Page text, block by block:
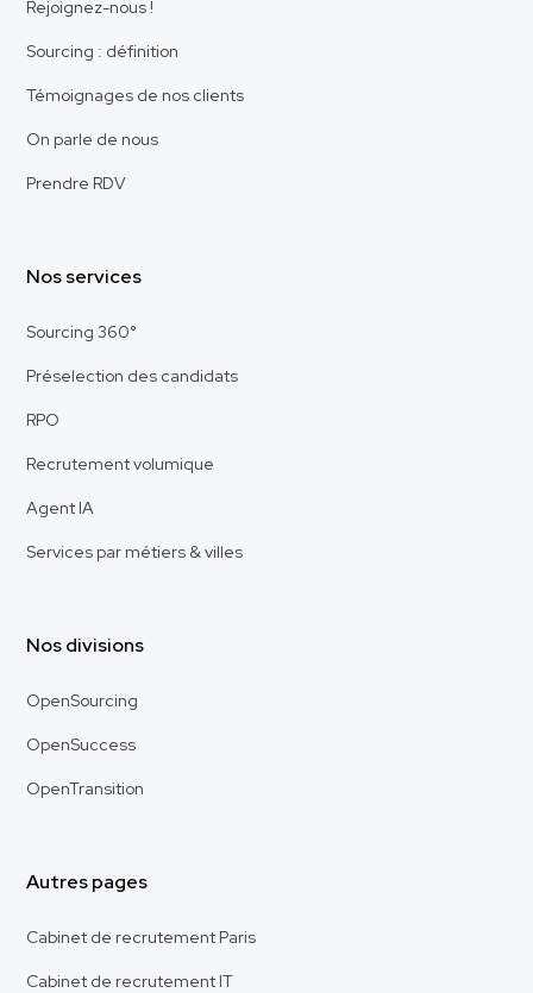
Rejoignez-nous !
Sourcing : définition
Témoignages de nos clients
On parle de nous
Prendre RDV
Nos services
Sourcing 360°
Préselection des candidats
RPO
Recrutement volumique
Agent IA
Services par métiers & villes
Nos divisions
OpenSourcing
OpenSuccess
OpenTransition
Autres pages
Cabinet de recrutement Paris
Cabinet de recrutement IT